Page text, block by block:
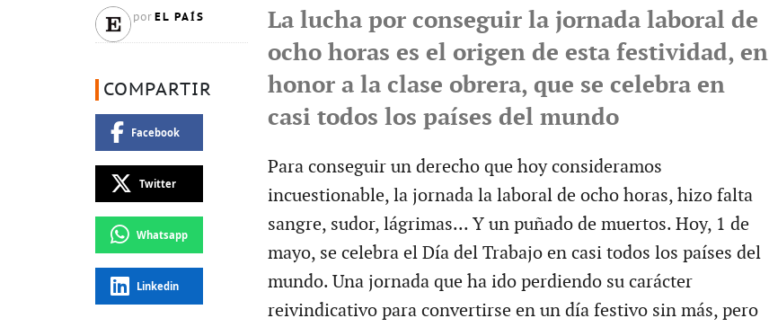
por EL PAÍS
COMPARTIR
Facebook
Twitter
Whatsapp
Linkedin
La lucha por conseguir la jornada laboral de
ocho horas es el origen de esta festividad, en
honor a la clase obrera, que se celebra en
casi todos los países del mundo
Para conseguir un derecho que hoy consideramos
incuestionable, la jornada la laboral de ocho horas, hizo falta
sangre, sudor, lágrimas... Y un puñado de muertos. Hoy, 1 de
mayo, se celebra el Día del Trabajo en casi todos los países del
mundo. Una jornada que ha ido perdiendo su carácter
reivindicativo para convertirse en un día festivo sin más, pero